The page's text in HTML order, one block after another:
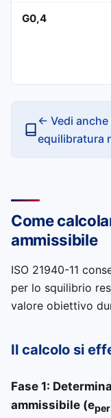
G0,4
← Vedi anche
equilibratura
Come
ammissibile
ISO 21940-11
per lo squilibrio
valore obiettivo
Il calcolo si
Fase 1:
ammissibile (eper